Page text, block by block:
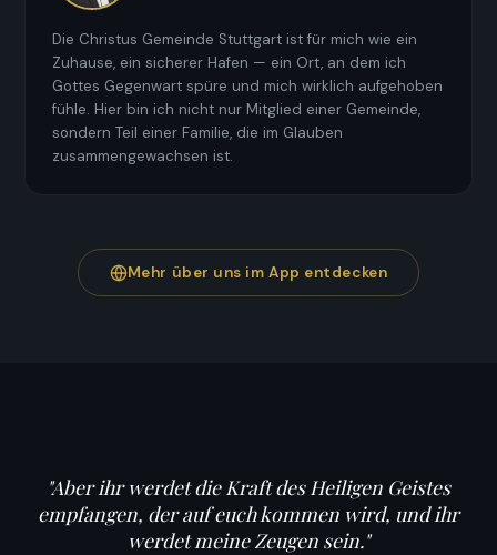
Die Christus Gemeinde Stuttgart ist für mich wie ein
Zuhause, ein sicherer Hafen — ein Ort, an dem ich
Gottes Gegenwart spüre und mich wirklich aufgehoben
fühle. Hier bin ich nicht nur Mitglied einer Gemeinde,
sondern Teil einer Familie, die im Glauben
zusammengewachsen ist.
Mehr über uns im App entdecken
"Aber ihr werdet die Kraft des Heiligen Geistes
empfangen, der auf euch kommen wird, und ihr
werdet meine Zeugen sein."